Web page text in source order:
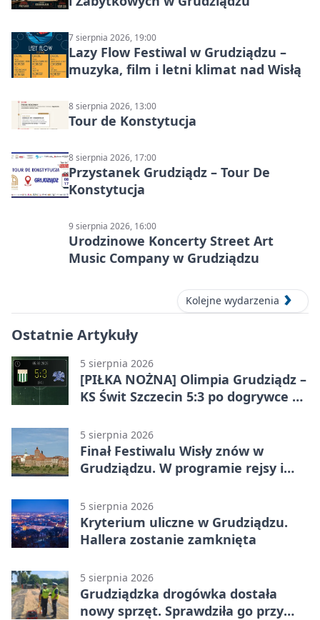
7 sierpnia 2026, 19:00
Lazy Flow Festiwal w Grudziądzu –
muzyka, film i letni klimat nad Wisłą
8 sierpnia 2026, 13:00
Tour de Konstytucja
8 sierpnia 2026, 17:00
Przystanek Grudziądz – Tour De
Konstytucja
9 sierpnia 2026, 16:00
Urodzinowe Koncerty Street Art
Music Company w Grudziądzu
Kolejne wydarzenia
Ostatnie Artykuły
5 sierpnia 2026
[PIŁKA NOŻNA] Olimpia Grudziądz –
KS Świt Szczecin 5:3 po dogrywce w
odwrócili losy meczu
5 sierpnia 2026
Finał Festiwalu Wisły znów w
Grudziądzu. W programie rejsy i
5 sierpnia 2026
Kryterium uliczne w Grudziądzu.
Hallera zostanie zamknięta
5 sierpnia 2026
Grudziądzka drogówka dostała
nowy sprzęt. Sprawdziła go przy